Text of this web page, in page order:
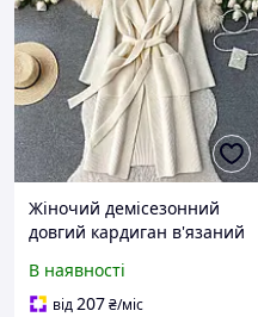
Жіночий демісезонний
довгий кардиган в'язаний
розміри 42-52
В наявності
від207₴/міс